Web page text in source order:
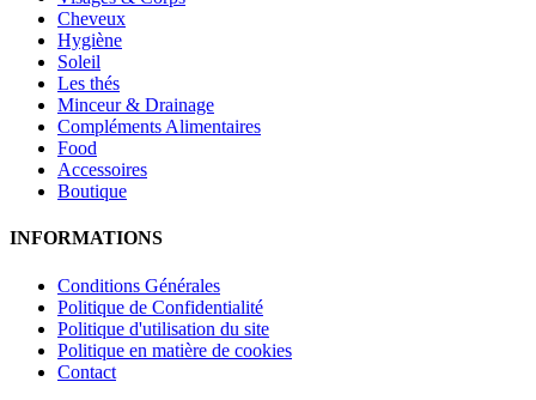
Cheveux
Hygiène
Soleil
Les thés
Minceur & Drainage
Compléments Alimentaires
Food
Accessoires
Boutique
INFORMATIONS
Conditions Générales
Politique de Confidentialité
Politique d'utilisation du site
Politique en matière de cookies
Contact